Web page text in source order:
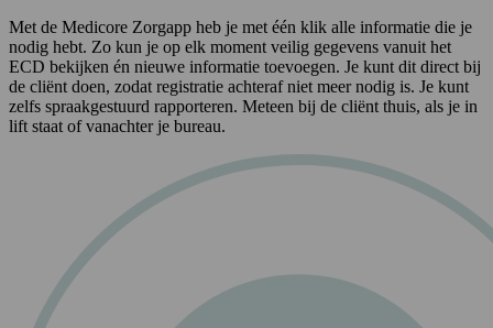
Met de Medicore Zorgapp heb je met één klik alle informatie die je
nodig hebt. Zo kun je op elk moment veilig gegevens vanuit het
ECD bekijken én nieuwe informatie toevoegen. Je kunt dit direct bij
de cliënt doen, zodat registratie achteraf niet meer nodig is. Je kunt
zelfs spraakgestuurd rapporteren. Meteen bij de cliënt thuis, als je in
lift staat of vanachter je bureau.